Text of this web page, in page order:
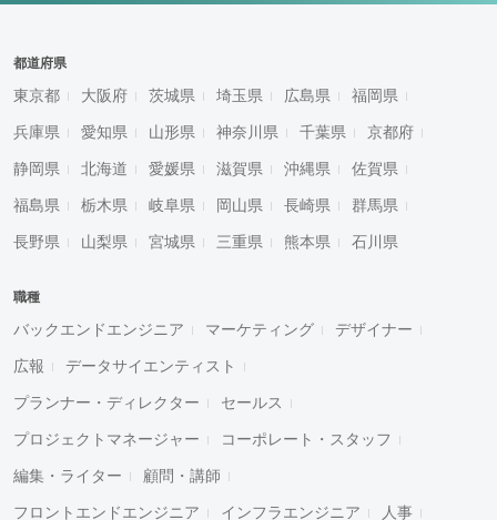
都道府県
東京都 大阪府 茨城県 埼玉県 広島県 福岡県
兵庫県 愛知県 山形県 神奈川県 千葉県 京都府
静岡県 北海道 愛媛県 滋賀県 沖縄県 佐賀県
福島県 栃木県 岐阜県 岡山県 長崎県 群馬県
長野県 山梨県 宮城県 三重県 熊本県 石川県
職種
バックエンドエンジニア マーケティング デザイナー
広報 データサイエンティスト
プランナー・ディレクター セールス
プロジェクトマネージャー コーポレート・スタッフ
編集・ライター 顧問・講師
フロントエンドエンジニア インフラエンジニア 人事